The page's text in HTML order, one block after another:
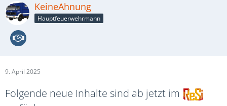
KeineAhnung
Hauptfeuerwehrmann
9. April 2025
Folgende neue Inhalte sind ab jetzt im